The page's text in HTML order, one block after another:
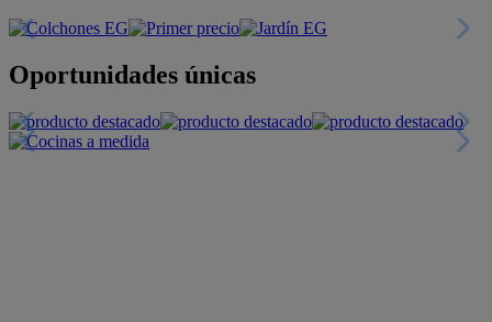
Oportunidades únicas